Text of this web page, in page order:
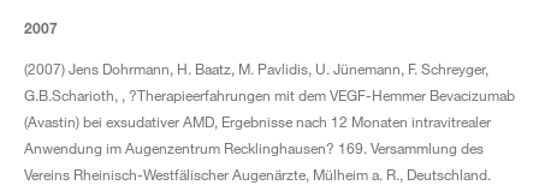
2007
(2007) Jens Dohrmann, H. Baatz, M. Pavlidis, U. Jünemann, F. Schreyger,
G.B.Scharioth, , ?Therapieerfahrungen mit dem VEGF-Hemmer Bevacizumab
(Avastin) bei exsudativer AMD, Ergebnisse nach 12 Monaten intravitrealer
Anwendung im Augenzentrum Recklinghausen? 169. Versammlung des
Vereins Rheinisch-Westfälischer Augenärzte, Mülheim a. R., Deutschland.